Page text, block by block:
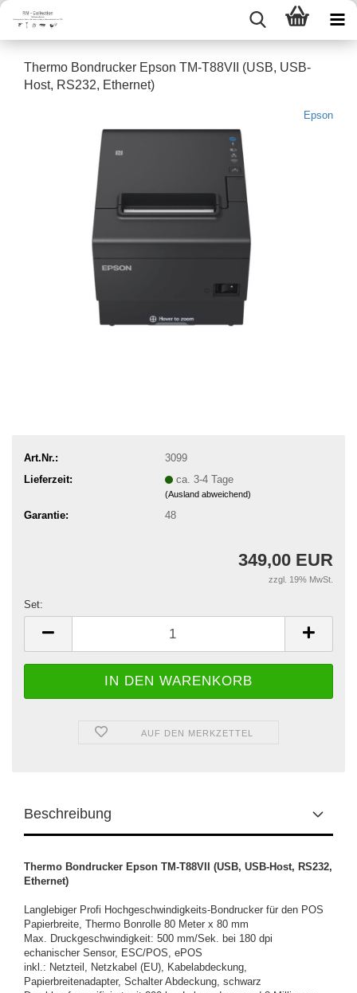
Ther­mo Bon­dru­cker Epson TM-​T88VII (USB, USB-​
Host, RS232, Ether­net)
Epson
Art.Nr.:
3099
Lieferzeit:
ca. 3-4 Tage
(Ausland abweichend)
Garantie: 48
349,00 EUR
zzgl. 19% MwSt.
Set:
AUF DEN MERKZETTEL
Beschreibung
Thermo Bondrucker Epson TM-T88VII (USB, USB-Host, RS232,
Ethernet)
Langlebiger Profi Hochgeschwindigkeits-Bondrucker für den POS
Papierbreite, Thermo Bonrolle 80 Meter x 80 mm
Max. Druckgeschwindigkeit: 500 mm/Sek. bei 180 dpi
echanischer Sensor, ESC/POS, ePOS
inkl.: Netzteil, Netzkabel (EU), Kabelabdeckung,
Papierbreitenadapter, Schalter Abdeckung, schwarz